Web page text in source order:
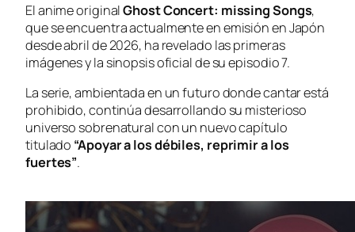
El anime originalGhost Concert: missing Songs,
que se encuentra actualmente en emisión en Japón
desde abril de 2026, ha revelado las primeras
imágenes y la sinopsis oficial de su episodio 7.
La serie, ambientada en un futuro donde cantar está
prohibido, continúa desarrollando su misterioso
universo sobrenatural con un nuevo capítulo
titulado “Apoyar a los débiles, reprimir a los
fuertes”.